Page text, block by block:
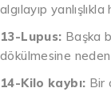
algılayıp
13-Lupus: Başka
dökülmesine
14-Kilo kaybı: Bir